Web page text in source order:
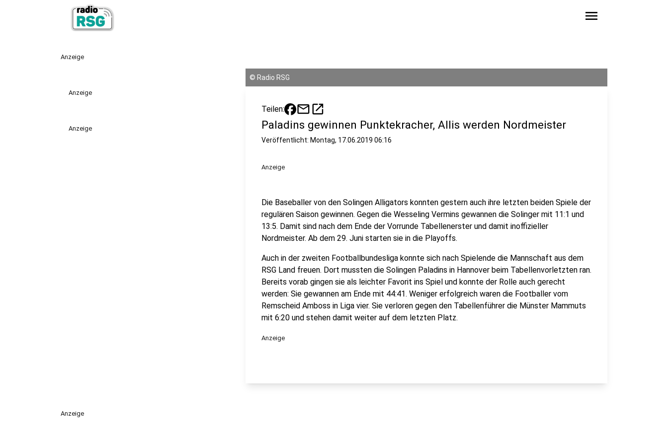
menu
Anzeige
Anzeige
Anzeige
© Radio RSG
Teilen: mailopen_in_new
Paladins gewinnen Punktekracher, Allis werden Nordmeister
Veröffentlicht: Montag, 17.06.2019 06:16
Anzeige
Die Baseballer von den Solingen Alligators konnten gestern auch ihre letzten beiden Spiele der
regulären Saison gewinnen. Gegen die Wesseling Vermins gewannen die Solinger mit 11:1 und
13:5. Damit sind nach dem Ende der Vorrunde Tabellenerster und damit inoffizieller
Nordmeister. Ab dem 29. Juni starten sie in die Playoffs.
Auch in der zweiten Footballbundesliga konnte sich nach Spielende die Mannschaft aus dem
RSG Land freuen. Dort mussten die Solingen Paladins in Hannover beim Tabellenvorletzten ran.
Bereits vorab gingen sie als leichter Favorit ins Spiel und konnte der Rolle auch gerecht
werden: Sie gewannen am Ende mit 44:41. Weniger erfolgreich waren die Footballer vom
Remscheid Amboss in Liga vier. Sie verloren gegen den Tabellenführer die Münster Mammuts
mit 6:20 und stehen damit weiter auf dem letzten Platz.
Anzeige
Anzeige